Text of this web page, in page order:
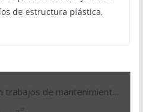
de estructura plástica,